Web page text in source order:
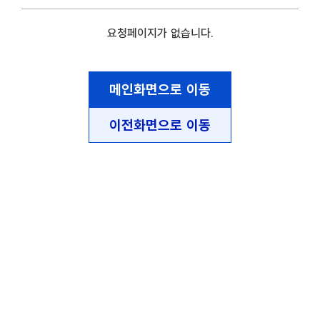
요청페이지가 없습니다.
메인화면으로 이동
이전화면으로 이동